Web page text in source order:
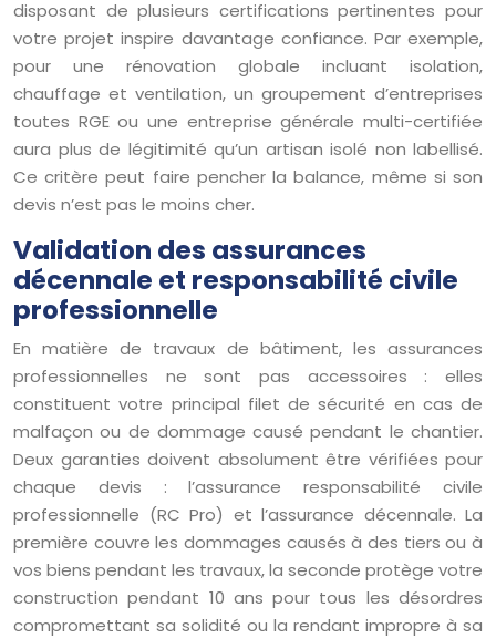
disposant de plusieurs certifications pertinentes pour
votre projet inspire davantage confiance. Par exemple,
pour une rénovation globale incluant isolation,
chauffage et ventilation, un groupement d’entreprises
toutes RGE ou une entreprise générale multi-certifiée
aura plus de légitimité qu’un artisan isolé non labellisé.
Ce critère peut faire pencher la balance, même si son
devis n’est pas le moins cher.
Validation des assurances
décennale et responsabilité civile
professionnelle
En matière de travaux de bâtiment, les assurances
professionnelles ne sont pas accessoires : elles
constituent votre principal filet de sécurité en cas de
malfaçon ou de dommage causé pendant le chantier.
Deux garanties doivent absolument être vérifiées pour
chaque devis : l’assurance responsabilité civile
professionnelle (RC Pro) et l’assurance décennale. La
première couvre les dommages causés à des tiers ou à
vos biens pendant les travaux, la seconde protège votre
construction pendant 10 ans pour tous les désordres
compromettant sa solidité ou la rendant impropre à sa